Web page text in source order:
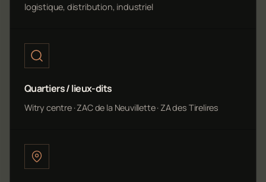
logistique, distribution, industriel
Quartiers / lieux-dits
Witry centre · ZAC de la Neuvillette · ZA des Tirelires